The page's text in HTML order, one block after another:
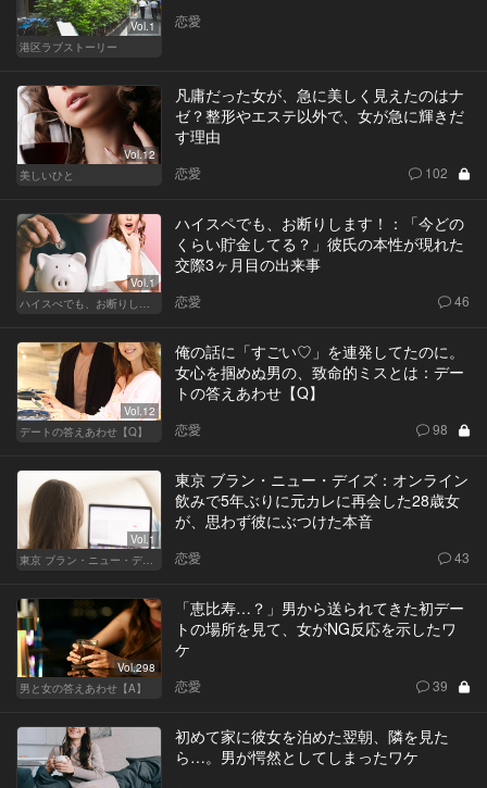
Vol.1
港区ラブストーリー
恋愛
Vol.12
美しいひと
凡庸だった女が、急に美しく見えたのはナ
ゼ？整形やエステ以外で、女が急に輝きだ
す理由
恋愛 102
Vol.1
ハイスぺでも、お断りします！
ハイスペでも、お断りします！：「今どの
くらい貯金してる？」彼氏の本性が現れた
交際3ヶ月目の出来事
恋愛 46
Vol.12
デートの答えあわせ【Q】
俺の話に「すごい♡」を連発してたのに。
女心を掴めぬ男の、致命的ミスとは：デー
トの答えあわせ【Q】
恋愛 98
Vol.1
東京 ブラン・ニュー・デイズ
東京 ブラン・ニュー・デイズ：オンライン
飲みで5年ぶりに元カレに再会した28歳女
が、思わず彼にぶつけた本音
恋愛 43
Vol.298
男と女の答えあわせ【A】
「恵比寿…？」男から送られてきた初デー
トの場所を見て、女がNG反応を示したワ
ケ
恋愛 39
初めて家に彼女を泊めた翌朝、隣を見た
ら…。男が愕然としてしまったワケ